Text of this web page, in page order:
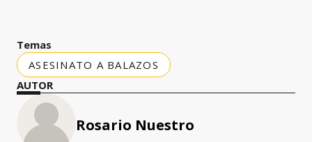
Temas
ASESINATO A BALAZOS
AUTOR
Rosario Nuestro